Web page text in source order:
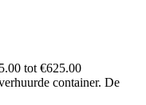
tot €625.00
container. De